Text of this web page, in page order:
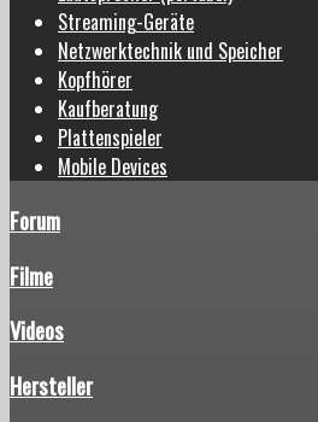
Streaming-Geräte
Netzwerktechnik und Speicher
Kopfhörer
Kaufberatung
Plattenspieler
Mobile Devices
Forum
Filme
Videos
Hersteller